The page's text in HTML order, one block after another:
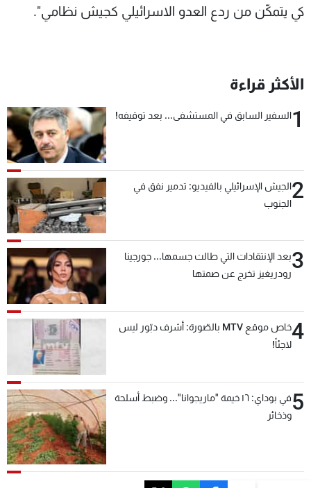
كي يتمكّن من ردع العدو الاسرائيلي كجيش نظامي".
الأكثر قراءة
1السفير السابق في المستشفى... بعد توقيفه!
2الجيش الإسرائيلي بالفيديو: تدمير نفق في
الجنوب
3بعد الإنتقادات التي طالت جسمها... جورجينا
رودريغيز تخرج عن صمتها
4
خاص موقع MTV بالصّورة: أشرف دبّور ليس
لاجئاً!
5
في بوداي: ١٦ خيمة "ماريجوانا"... وضبط أسلحة
وذخائر